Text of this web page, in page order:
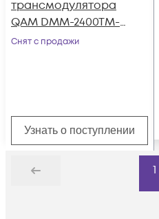
трансмодулятора
QAM DMM-2400TM-
30S2C на 4 DVB-C
Снят с продажи
Узнать о поступлении
Назад
1